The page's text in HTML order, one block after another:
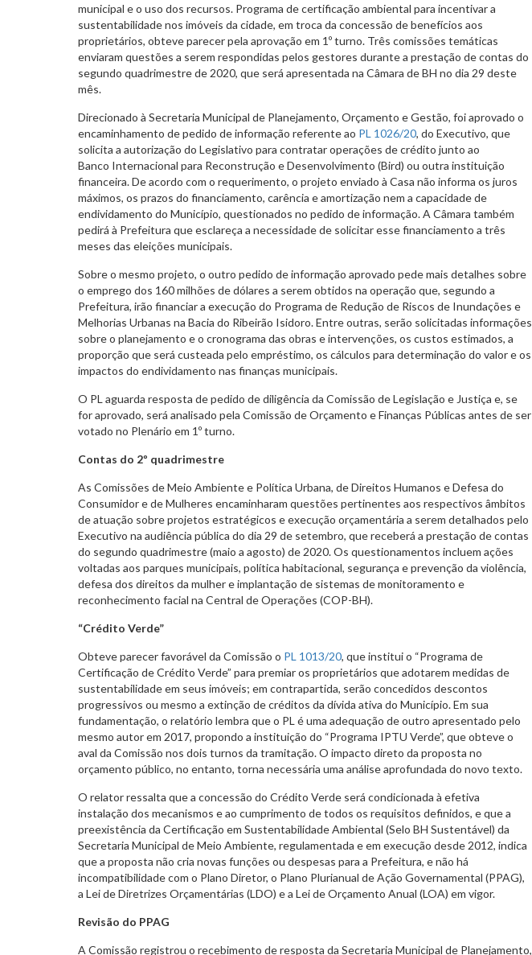
municipal e o uso dos recursos. Programa de certificação ambiental para incentivar a
sustentabilidade nos imóveis da cidade, em troca da concessão de benefícios aos
proprietários, obteve parecer pela aprovação em 1º turno. Três comissões temáticas
enviaram questões a serem respondidas pelos gestores durante a prestação de contas do
segundo quadrimestre de 2020, que será apresentada na Câmara de BH no dia 29 deste
mês.
Direcionado à Secretaria Municipal de Planejamento, Orçamento e Gestão, foi aprovado o
encaminhamento de pedido de informação referente ao PL 1026/20, do Executivo, que
solicita a autorização do Legislativo para contratar operações de crédito junto ao
Banco Internacional para Reconstrução e Desenvolvimento (Bird) ou outra instituição
financeira. De acordo com o requerimento, o projeto enviado à Casa não informa os juros
máximos, os prazos do financiamento, carência e amortização nem a capacidade de
endividamento do Município, questionados no pedido de informação. A Câmara também
pedirá à Prefeitura que esclareça a necessidade de solicitar esse financiamento a três
meses das eleições municipais.
Sobre o mesmo projeto, o outro pedido de informação aprovado pede mais detalhes sobre
o emprego dos 160 milhões de dólares a serem obtidos na operação que, segundo a
Prefeitura, irão financiar a execução do Programa de Redução de Riscos de Inundações e
Melhorias Urbanas na Bacia do Ribeirão Isidoro. Entre outras, serão solicitadas informações
sobre o planejamento e o cronograma das obras e intervenções, os custos estimados, a
proporção que será custeada pelo empréstimo, os cálculos para determinação do valor e os
impactos do endividamento nas finanças municipais.
O PL aguarda resposta de pedido de diligência da Comissão de Legislação e Justiça e, se
for aprovado, será analisado pela Comissão de Orçamento e Finanças Públicas antes de ser
votado no Plenário em 1º turno.
Contas do 2º quadrimestre
As Comissões de Meio Ambiente e Política Urbana, de Direitos Humanos e Defesa do
Consumidor e de Mulheres encaminharam questões pertinentes aos respectivos âmbitos
de atuação sobre projetos estratégicos e execução orçamentária a serem detalhados pelo
Executivo na audiência pública do dia 29 de setembro, que receberá a prestação de contas
do segundo quadrimestre (maio a agosto) de 2020. Os questionamentos incluem ações
voltadas aos parques municipais, política habitacional, segurança e prevenção da violência,
defesa dos direitos da mulher e implantação de sistemas de monitoramento e
reconhecimento facial na Central de Operações (COP-BH).
“Crédito Verde”
Obteve parecer favorável da Comissão o PL 1013/20, que institui o “Programa de
Certificação de Crédito Verde” para premiar os proprietários que adotarem medidas de
sustentabilidade em seus imóveis; em contrapartida, serão concedidos descontos
progressivos ou mesmo a extinção de créditos da dívida ativa do Município. Em sua
fundamentação, o relatório lembra que o PL é uma adequação de outro apresentado pelo
mesmo autor em 2017, propondo a instituição do “Programa IPTU Verde”, que obteve o
aval da Comissão nos dois turnos da tramitação. O impacto direto da proposta no
orçamento público, no entanto, torna necessária uma análise aprofundada do novo texto.
O relator ressalta que a concessão do Crédito Verde será condicionada à efetiva
instalação dos mecanismos e ao cumprimento de todos os requisitos definidos, e que a
preexistência da Certificação em Sustentabilidade Ambiental (Selo BH Sustentável) da
Secretaria Municipal de Meio Ambiente, regulamentada e em execução desde 2012, indica
que a proposta não cria novas funções ou despesas para a Prefeitura, e não há
incompatibilidade com o Plano Diretor, o Plano Plurianual de Ação Governamental (PPAG),
a Lei de Diretrizes Orçamentárias (LDO) e a Lei de Orçamento Anual (LOA) em vigor.
Revisão do PPAG
A Comissão registrou o recebimento de resposta da Secretaria Municipal de Planejamento,